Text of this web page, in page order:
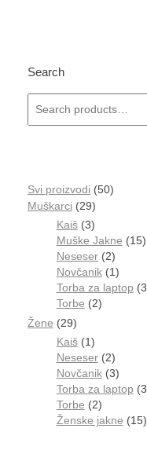
Search
Svi proizvodi
50
Muškarci
29
Kaiš 3
Muške Jakne
15
Neseser 2
Novčanik 1
Torba za laptop
3
Torbe
2
Žene 29
Kaiš 1
Neseser 2
Novčanik 3
Torba za laptop
3
Torbe
2
Ženske jakne
15